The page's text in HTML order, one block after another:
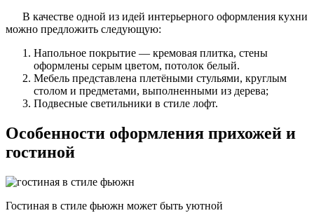
В качестве одной из идей интерьерного оформления кухни
можно предложить следующую:
Напольное покрытие — кремовая плитка, стены
оформлены серым цветом, потолок белый.
Мебель представлена плетёными стульями, круглым
столом и предметами, выполненными из дерева;
Подвесные светильники в стиле лофт.
Особенности оформления прихожей и
гостиной
Гостиная в стиле фьюжн может быть уютной